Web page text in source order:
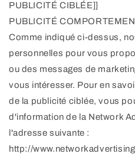
PUBLICITÉ CIBLÉE]]
PUBLICITÉ
Comme indiqué ci-dessus,
personnelles pour vous
ou des messages de
vous intéresser. Pour en
de la publicité ciblée, vous
d'information de la Network
l'adresse suivante :
http://